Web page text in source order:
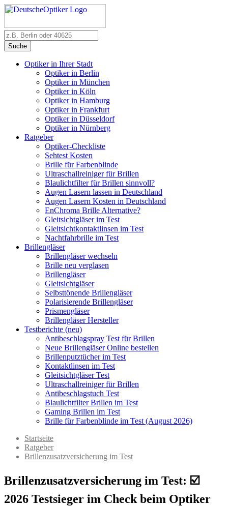
Suche
Optiker in Ihrer Stadt
Optiker in Berlin
Optiker in München
Optiker in Köln
Optiker in Hamburg
Optiker in Frankfurt
Optiker in Düsseldorf
Optiker in Nürnberg
Ratgeber
Optiker-Checkliste
Sehtest Kosten
Brille für Farbenblinde
Ultraschallreiniger für Brillen
Blaulichtfilter für Brillen sinnvoll?
Augen Lasern lassen in Deutschland
Augen Lasern Kosten in Deutschland
EnChroma Brille Alternative?
Gleitsichtgläser im Test
Gleitsichtkontaktlinsen im Test
Nachtfahrbrille im Test
Brillengläser
Brillengläser wechseln
Brille neu verglasen
Brillengläser
Gleitsichtgläser
Selbsttönende Brillengläser
Polarisierende Brillengläser
Prismengläser
Brillengläser Hersteller
Testberichte (neu)
Antibeschlagspray Test für Brillen
Neue Brillengläser Online bestellen
Brillenputztücher im Test
Kontaktlinsen im Test
Gleitsichtgläser Test
Ultraschallreiniger für Brillen
Antibeschlagstuch Test
Blaulichtfilter Brillen im Test
Gaming Brillen im Test
Brille für Farbenblinde im Test (August 2026)
Startseite
Ratgeber
Brillenzusatzversicherung im Test
Brillenzusatzversicherung im Test: ☑️
2026 Testsieger im Check beim Optiker